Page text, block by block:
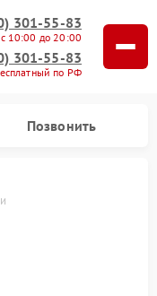
301-55-83
10:00 до 20:00
301-55-83
по РФ
Позвонить